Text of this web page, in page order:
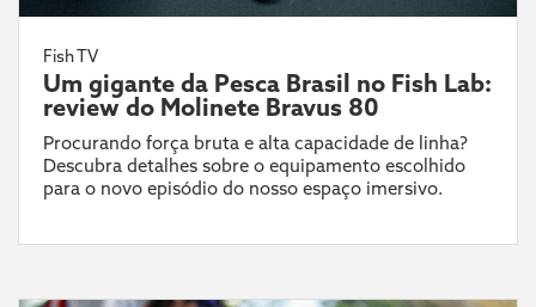
Fish TV
Um gigante da Pesca Brasil no Fish Lab:
review do Molinete Bravus 80
Procurando força bruta e alta capacidade de linha?
Descubra detalhes sobre o equipamento escolhido
para o novo episódio do nosso espaço imersivo.